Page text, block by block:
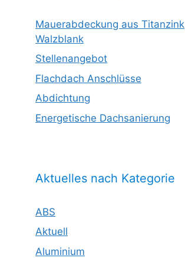
Mauerabdeckung aus Titanzink
Walzblank
Stellenangebot
Flachdach Anschlüsse
Abdichtung
Energetische Dachsanierung
Aktuelles nach Kategorie
ABS
Aktuell
Aluminium